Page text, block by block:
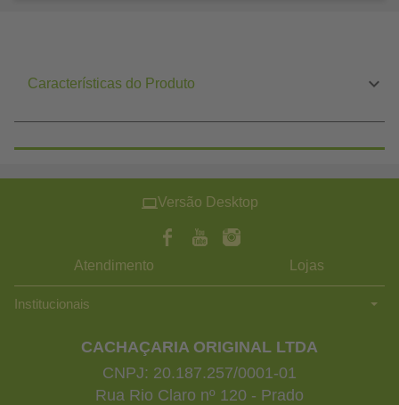
Características do Produto
Versão Desktop
Atendimento Lojas
Institucionais
CACHAÇARIA ORIGINAL LTDA
CNPJ: 20.187.257/0001-01
Rua Rio Claro nº 120 - Prado